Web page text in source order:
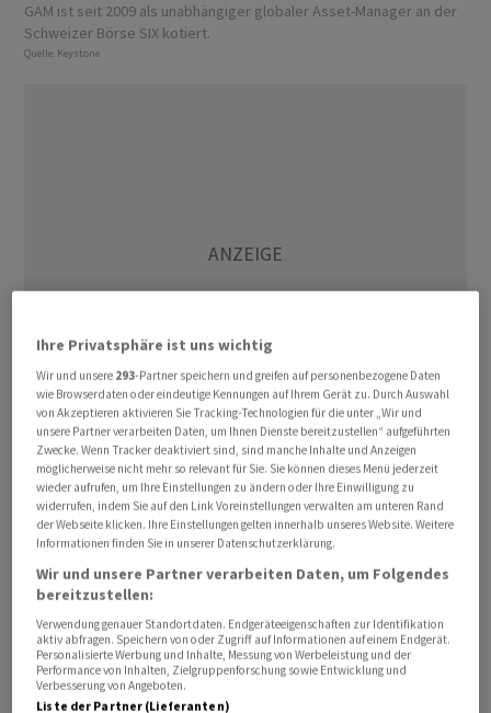
GAM ist seit 2009 als unabhängiger globaler Asset-Manager an der
Schweizer Börse SIX kotiert.
Quelle: Keystone
"Unserer Einschätzung nach reicht die vorgeschlagene
Wandelanleihe nicht aus, um den Fortbestand von
zu sichern", schreibtGAMin einer Mitteilung vom
Montag. Die Höhe der Kapitalzufuhr, die in der
unmittelbaren Zukunft erforderlich sei, übersteige 100
Millionen Franken. Dabei verweist der Asset Manager auf
Angaben aus dem Geschäftsbericht 2022 (unter anderem
zu Verpflichtungen und zu geschätzten Kosten für die
Restrukturierung) sowie auf den Halbjahresverlust
2023.
Ihre Privatsphäre ist uns wichtig
Wir und unsere 293-Partner speichern und greifen auf personenbezogene Daten
wie Browserdaten oder eindeutige Kennungen auf Ihrem Gerät zu. Durch Auswahl
von Akzeptieren aktivieren Sie Tracking-Technologien für die unter „Wir und
unsere Partner verarbeiten Daten, um Ihnen Dienste bereitzustellen“ aufgeführten
Zwecke. Wenn Tracker deaktiviert sind, sind manche Inhalte und Anzeigen
möglicherweise nicht mehr so relevant für Sie. Sie können dieses Menü jederzeit
wieder aufrufen, um Ihre Einstellungen zu ändern oder Ihre Einwilligung zu
widerrufen, indem Sie auf den Link Voreinstellungen verwalten am unteren Rand
der Webseite klicken. Ihre Einstellungen gelten innerhalb unseres Website. Weitere
Informationen finden Sie in unserer Datenschutzerklärung.
Wir und unsere Partner verarbeiten Daten, um Folgendes
bereitzustellen:
Verwendung genauer Standortdaten. Endgeräteeigenschaften zur Identifikation
aktiv abfragen. Speichern von oder Zugriff auf Informationen auf einem Endgerät.
Personalisierte Werbung und Inhalte, Messung von Werbeleistung und der
Performance von Inhalten, Zielgruppenforschung sowie Entwicklung und
Verbesserung von Angeboten.
Liste der Partner (Lieferanten)